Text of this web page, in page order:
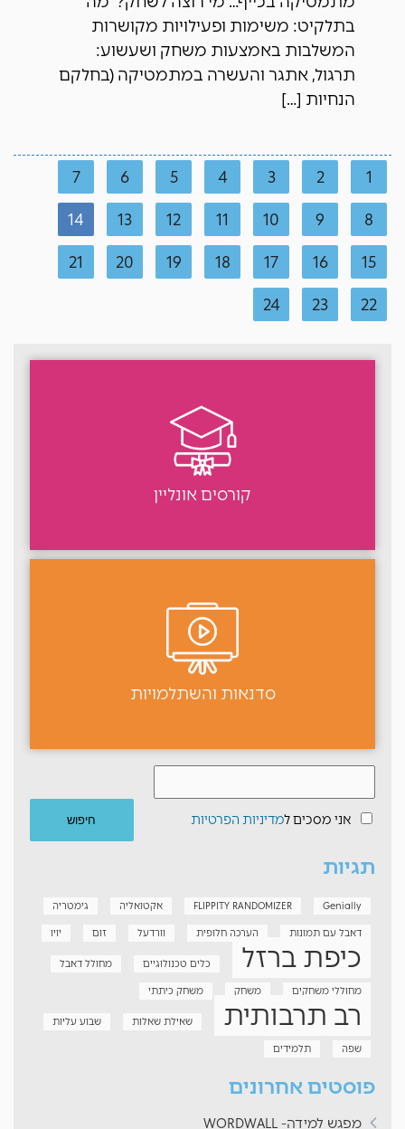
בתלקיט: משימות ופעילויות מקושרות
המשלבות באמצעות משחק ושעשוע:
תרגול, אתגר והעשרה במתמטיקה (בחלקם
הנחיות […]
1
2
3
4
5
6
7
8
9
10
11
12
13
14
15
16
17
18
19
20
21
22
23
24
קורסים אונליין
סדנאות והשתלמויות
אני מסכים למדיניות הפרטיות
תגיות
FLIPPITY RANDOMIZER Genially אקטואליה
גימטריה
דאבל עם תמונות
הערכה חלופית וורדעל זום יויו
כיפת ברזל כלים טכנולוגיים
מחולל דאבל
מחוללי משחקים
משחק משחק כיתתי
רב תרבותית שאילת שאלות
שבוע עליות
שפה
תלמידים
פוסטים אחרונים
מפגש למידה- WORDWALL